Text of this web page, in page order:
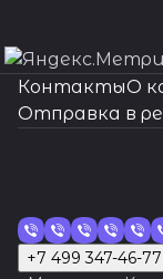
КонтактыО
Отправка в
+7 499 347-46-77